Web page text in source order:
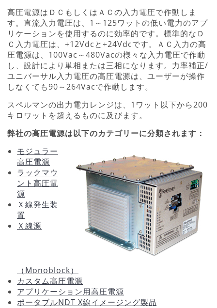
高圧電源はＤＣもしくはＡＣの入力電圧で作動しま
す。直流入力電圧は、1～125ワットの低い電力のアプ
リケーションを使用するのに効率的です。標準的なＤ
Ｃ入力電圧は、+12Vdcと+24Vdcです。ＡＣ入力の高
圧電源は、100Vac～480Vacの様々な入力電圧で作動
し、設計により単相または三相になります。力率補正/
ユニバーサル入力電圧の高圧電源は、ユーザーが操作
しなくても90～264Vacで作動します。
スペルマンの出力電力レンジは、1ワット以下から200
キロワットを超えるものに及びます。
弊社の高圧電源は以下のカテゴリーに分類されます：
モジュラー
高圧電源
ラックマウ
ント高圧電
源
Ｘ線発生装
置
Ｘ線源
（Monoblock）
カスタム高圧電源
アプリケーション用高圧電源
ポータブルNDT X線イメージング製品